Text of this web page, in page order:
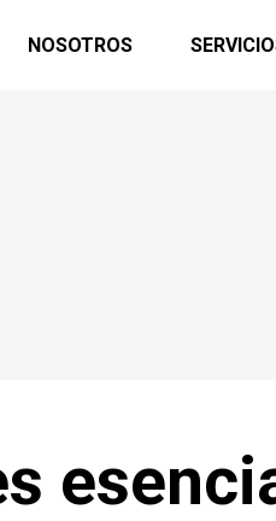
NOSOTROS